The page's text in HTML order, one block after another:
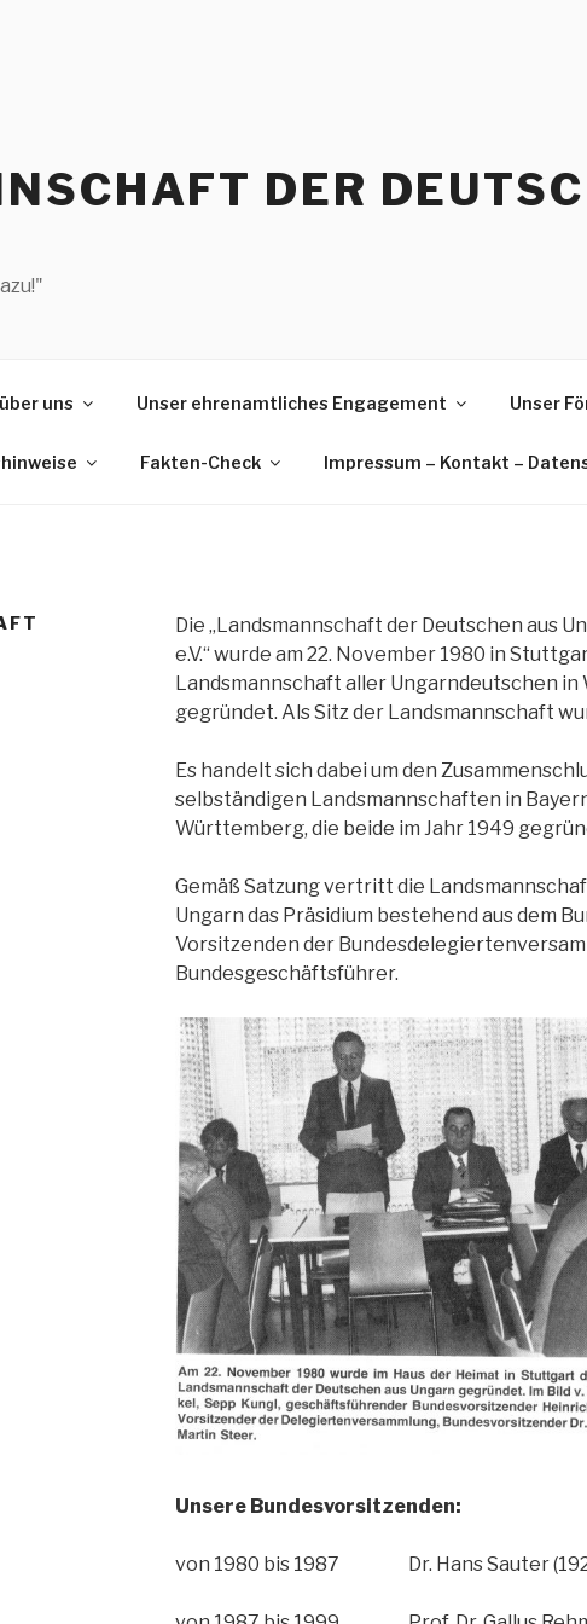
DER
uns Unser ehrenamtliches Engagement Unser
Fakten-Check Impressum – Kontakt –
Die „Landsmannschaft der Deutschen aus
e.V.“ wurde am 22. November 1980 in
Landsmannschaft aller Ungarndeutschen in
gegründet. Als Sitz der Landsmannschaft
Es handelt sich dabei um den
selbständigen Landsmannschaften in
Württemberg, die beide im Jahr 1949
Gemäß Satzung vertritt die
Ungarn das Präsidium bestehend aus dem
Vorsitzenden der
Bundesgeschäftsführer.
Unsere Bundesvorsitzenden:
von 1980 bis 1987 Dr. Hans Sauter